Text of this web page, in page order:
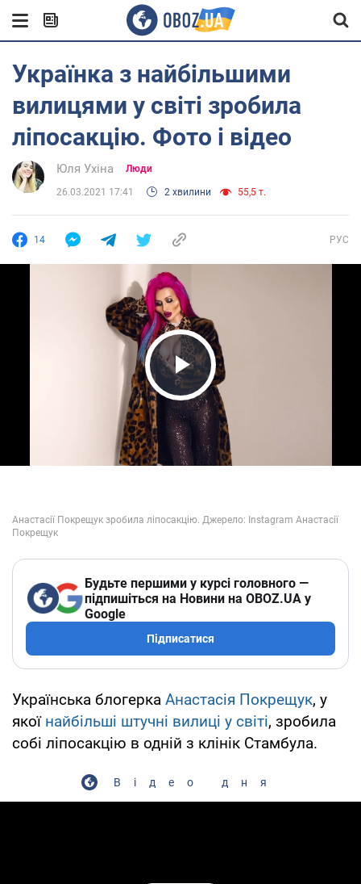
Українка з найбільшими
вилицями у світі зробила
ліпосакцію. Фото і відео
Юля Ухіна Люди
26.03.2021 17:41 2 хвилини 55,5 т.
14 РУС
Play Video
Будьте першими у курсі головного —
підпишіться на Новини на OBOZ.UA у
Google
Підписатися
Українська блогерка Анастасія Покрещук, у
якої найбільші штучні вилиці у світі, зробила
собі ліпосакцію в одній з клінік Стамбула.
Відео дня